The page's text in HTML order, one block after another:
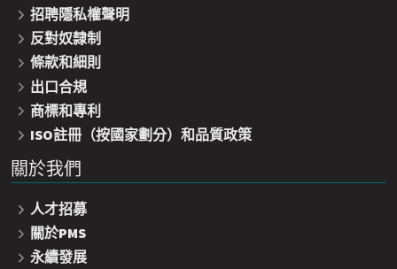
招聘隱私權聲明
反對奴隸制
條款和細則
出口合規
商標和專利
ISO註冊（按國家劃分）和品質政策
關於我們
人才招募
關於PMS
永續發展